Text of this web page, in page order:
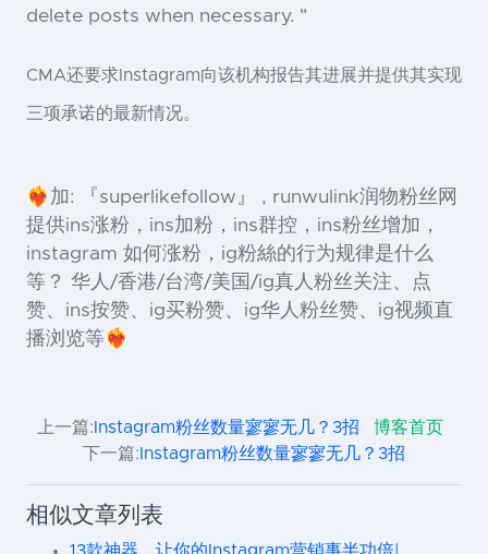
delete posts when necessary. "
CMA还要求Instagram向该机构报告其进展并提供其实现
三项承诺的最新情况。
❤️‍🔥加: 『superlikefollow』 , runwulink润物粉丝网
提供ins涨粉，ins加粉，ins群控，ins粉丝增加，
instagram 如何涨粉，ig粉絲的行为规律是什么
等？ 华人/香港/台湾/美国/ig真人粉丝关注、点
赞、ins按赞、ig买粉赞、ig华人粉丝赞、ig视频直
播浏览等❤️‍🔥
上一篇: Instagram粉丝数量寥寥无几？3招
博客首页
下一篇: Instagram粉丝数量寥寥无几？3招
相似文章列表